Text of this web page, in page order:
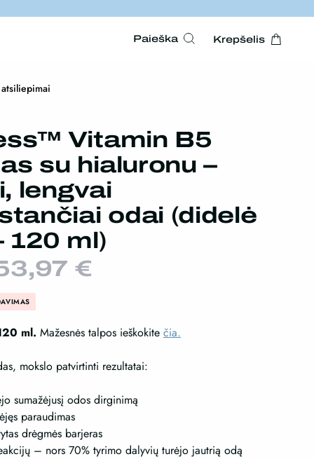
Paieška Krepšelis
Vitamin B5
su hialuronu –
lengvai
odai (didelė
120 ml)
€.
€
53,97 €.
ml. Mažesnės talpos ieškokite čia.
mokslo patvirtinti rezultatai:
sumažėjusį odos dirginimą
paraudimas
drėgmės barjeras
– nors 70% tyrimo dalyvių turėjo jautrią odą